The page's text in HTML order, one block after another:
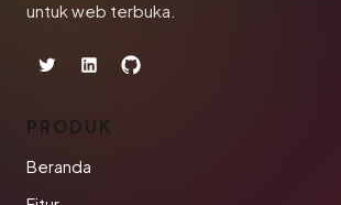
untuk web terbuka.
PRODUK
Beranda